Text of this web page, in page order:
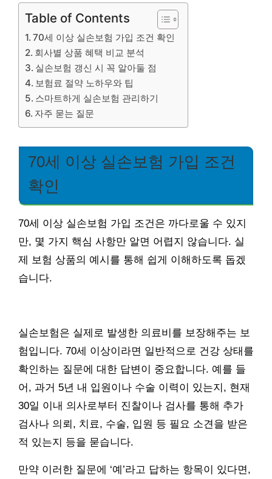
Table of Contents
70세 이상 실손보험 가입 조건 확인
회사별 상품 혜택 비교 분석
실손보험 갱신 시 꼭 알아둘 점
보험료 절약 노하우와 팁
스마트하게 실손보험 관리하기
자주 묻는 질문
70세 이상 실손보험 가입 조건
확인
70세 이상 실손보험 가입 조건은 까다로울 수 있지
만, 몇 가지 핵심 사항만 알면 어렵지 않습니다. 실
제 보험 상품의 예시를 통해 쉽게 이해하도록 돕겠
습니다.
실손보험은 실제로 발생한 의료비를 보장해주는 보
험입니다. 70세 이상이라면 일반적으로 건강 상태를
확인하는 질문에 대한 답변이 중요합니다. 예를 들
어, 과거 5년 내 입원이나 수술 이력이 있는지, 현재
30일 이내 의사로부터 진찰이나 검사를 통해 추가
검사나 의뢰, 치료, 수술, 입원 등 필요 소견을 받은
적 있는지 등을 묻습니다.
만약 이러한 질문에 ‘예’라고 답하는 항목이 있다면,